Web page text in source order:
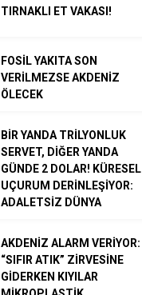
TIRNAKLI ET VAKASI!
FOSİL YAKITA SON
VERİLMEZSE AKDENİZ
ÖLECEK
BİR YANDA TRİLYONLUK
SERVET, DİĞER YANDA
GÜNDE 2 DOLAR! KÜRESEL
UÇURUM DERİNLEŞİYOR:
ADALETSİZ DÜNYA
AKDENİZ ALARM VERİYOR:
“SIFIR ATIK” ZİRVESİNE
GİDERKEN KIYILAR